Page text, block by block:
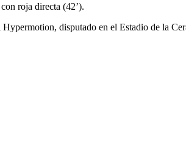
roja directa (42’).
disputado en el Estadio de la